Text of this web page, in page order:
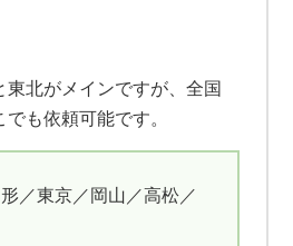
北がメインですが、全国
も依頼可能です。
／東京／岡山／高松／